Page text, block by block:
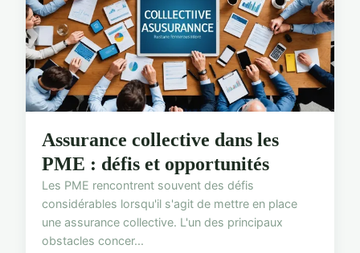
Assurance collective dans les
PME : défis et opportunités
Les PME rencontrent souvent des défis
considérables lorsqu'il s'agit de mettre en place
une assurance collective. L'un des principaux
obstacles concer...